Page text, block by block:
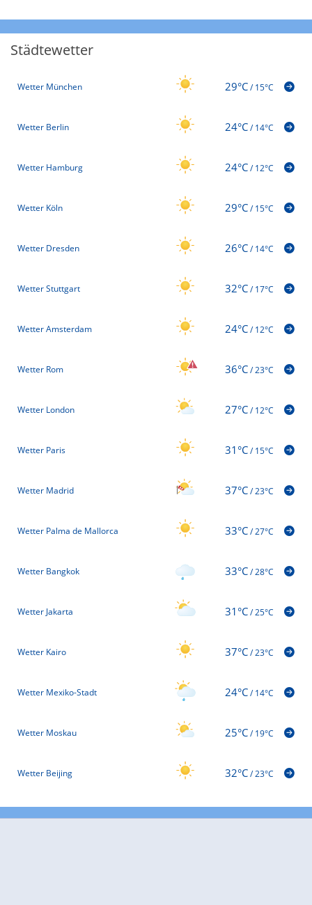
Städtewetter
Wetter München 29°C/15°C
Wetter Berlin 24°C/14°C
Wetter Hamburg 24°C/12°C
Wetter Köln 29°C/15°C
Wetter Dresden 26°C/14°C
Wetter Stuttgart 32°C/17°C
Wetter Amsterdam 24°C/12°C
Wetter Rom 36°C/23°C
Wetter London 27°C/12°C
Wetter Paris 31°C/15°C
Wetter Madrid 37°C/23°C
Wetter Palma de Mallorca 33°C/27°C
Wetter Bangkok 33°C/28°C
Wetter Jakarta 31°C/25°C
Wetter Kairo 37°C/23°C
Wetter Mexiko-Stadt 24°C/14°C
Wetter Moskau 25°C/19°C
Wetter Beijing 32°C/23°C